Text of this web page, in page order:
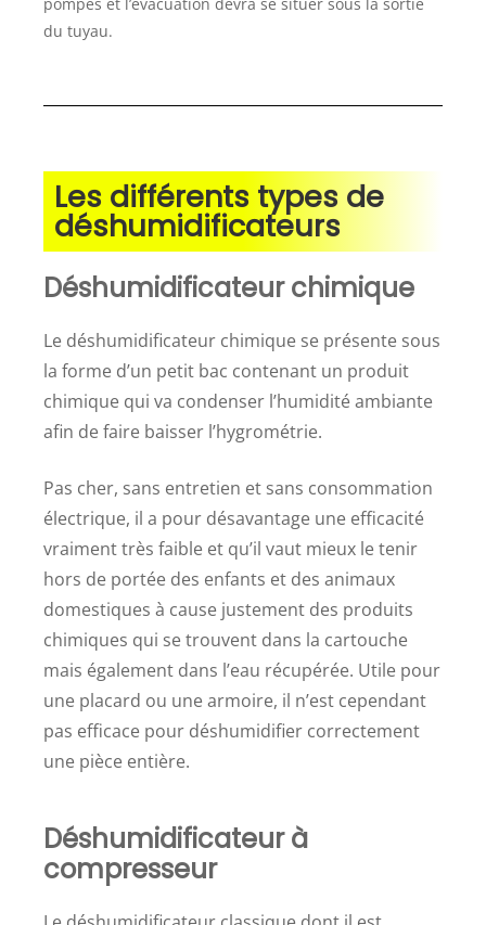
du tuyau.
Les différents types de
déshumidificateurs
Déshumidificateur chimique
Le déshumidificateur chimique se présente sous
la forme d’un petit bac contenant un produit
chimique qui va condenser l’humidité ambiante
afin de faire baisser l’hygrométrie.
Pas cher, sans entretien et sans consommation
électrique, il a pour désavantage une efficacité
vraiment très faible et qu’il vaut mieux le tenir
hors de portée des enfants et des animaux
domestiques à cause justement des produits
chimiques qui se trouvent dans la cartouche
mais également dans l’eau récupérée. Utile pour
une placard ou une armoire, il n’est cependant
pas efficace pour déshumidifier correctement
une pièce entière.
Déshumidificateur à
compresseur